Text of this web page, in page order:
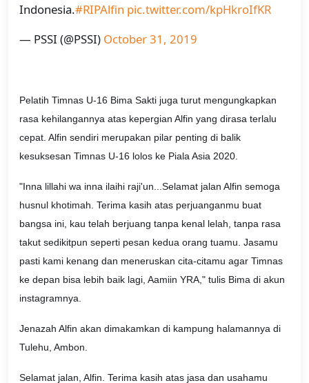
Indonesia.#RIPAlfin pic.twitter.com/kpHkroIfKR
— PSSI (@PSSI) October 31, 2019
Pelatih Timnas U-16 Bima Sakti juga turut mengungkapkan
rasa kehilangannya atas kepergian Alfin yang dirasa terlalu
cepat. Alfin sendiri merupakan pilar penting di balik
kesuksesan Timnas U-16 lolos ke Piala Asia 2020.
"Inna lillahi wa inna ilaihi raji'un...Selamat jalan Alfin semoga
husnul khotimah. Terima kasih atas perjuanganmu buat
bangsa ini, kau telah berjuang tanpa kenal lelah, tanpa rasa
takut sedikitpun seperti pesan kedua orang tuamu. Jasamu
pasti kami kenang dan meneruskan cita-citamu agar Timnas
ke depan bisa lebih baik lagi, Aamiin YRA," tulis Bima di akun
instagramnya.
Jenazah Alfin akan dimakamkan di kampung halamannya di
Tulehu, Ambon.
Selamat jalan, Alfin. Terima kasih atas jasa dan usahamu